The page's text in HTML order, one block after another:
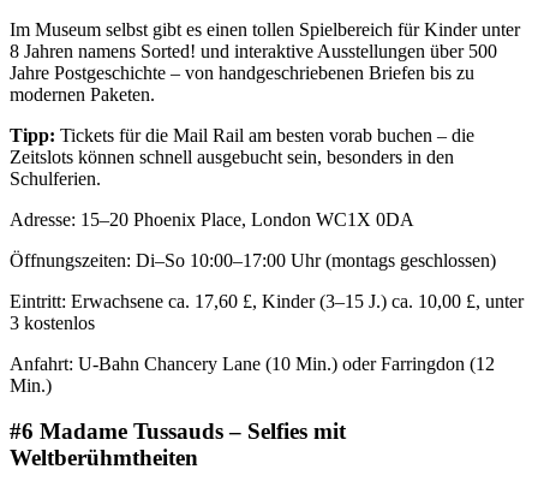
Im Museum selbst gibt es einen tollen Spielbereich für Kinder unter
8 Jahren namens Sorted! und interaktive Ausstellungen über 500
Jahre Postgeschichte – von handgeschriebenen Briefen bis zu
modernen Paketen.
Tipp: Tickets für die Mail Rail am besten vorab buchen – die
Zeitslots können schnell ausgebucht sein, besonders in den
Schulferien.
Adresse: 15–20 Phoenix Place, London WC1X 0DA
Öffnungszeiten: Di–So 10:00–17:00 Uhr (montags geschlossen)
Eintritt: Erwachsene ca. 17,60 £, Kinder (3–15 J.) ca. 10,00 £, unter
3 kostenlos
Anfahrt: U-Bahn Chancery Lane (10 Min.) oder Farringdon (12
Min.)
#6 Madame Tussauds – Selfies mit
Weltberühmtheiten